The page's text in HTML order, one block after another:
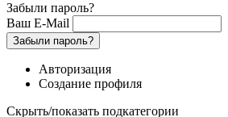
Забыли пароль?
Ваш E-Mail
Забыли пароль?
Авторизация
Создание профиля
Скрыть/показать подкатегории